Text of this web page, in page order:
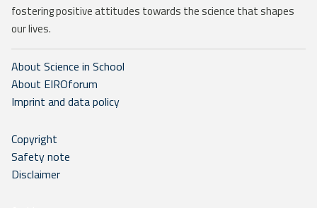
fostering positive attitudes towards the science that shapes
our lives.
About Science in School
About EIROforum
Imprint and data policy
Copyright
Safety note
Disclaimer